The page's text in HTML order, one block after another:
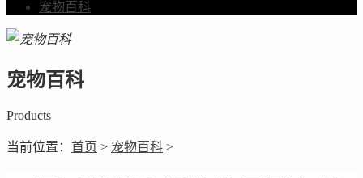
宠物百科
宠物百科
Products
当前位置： 首页 > 宠物百科 >